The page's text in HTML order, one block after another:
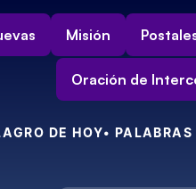
Misión
Oración de
DE HOY•